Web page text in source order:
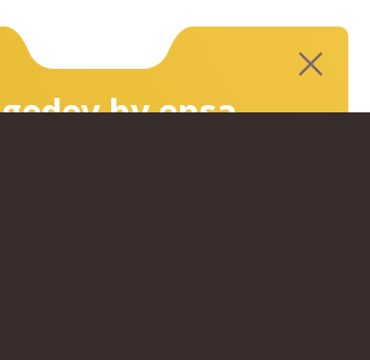
by epsa
Innovation
5 ans, Sogedev a rejoint le
Nous vous informons